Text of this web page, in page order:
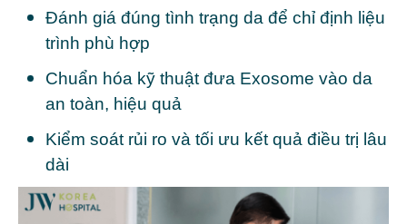
Đánh giá đúng tình trạng da để chỉ định liệu
trình phù hợp
Chuẩn hóa kỹ thuật đưa Exosome vào da
an toàn, hiệu quả
Kiểm soát rủi ro và tối ưu kết quả điều trị lâu
dài